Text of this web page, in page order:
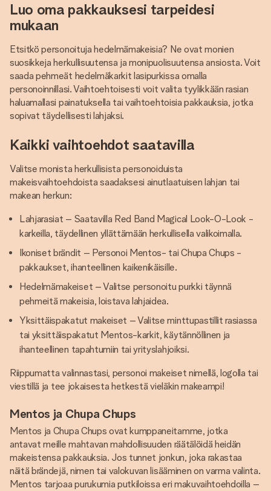
Luo oma pakkauksesi tarpeidesi
mukaan
Etsitkö personoituja hedelmämakeisia? Ne ovat monien
suosikkeja herkullisuutensa ja monipuolisuutensa ansiosta. Voit
saada pehmeät hedelmäkarkit lasipurkissa omalla
personoinnillasi. Vaihtoehtoisesti voit valita tyylikkään rasian
haluamallasi painatuksella tai vaihtoehtoisia pakkauksia, jotka
sopivat täydellisesti lahjaksi.
Kaikki vaihtoehdot saatavilla
Valitse monista herkullisista personoiduista
makeisvaihtoehdoista saadaksesi ainutlaatuisen lahjan tai
makean herkun:
Lahjarasiat – Saatavilla Red Band Magical Look-O-Look -
karkeilla, täydellinen yllättämään herkullisella valikoimalla.
Ikoniset brändit – Personoi Mentos- tai Chupa Chups -
pakkaukset, ihanteellinen kaikenikäisille.
Hedelmämakeiset – Valitse personoitu purkki täynnä
pehmeitä makeisia, loistava lahjaidea.
Yksittäispakatut makeiset – Valitse minttupastillit rasiassa
tai yksittäispakatut Mentos-karkit, käytännöllinen ja
ihanteellinen tapahtumiin tai yrityslahjoiksi.
Riippumatta valinnastasi, personoi makeiset nimellä, logolla tai
viestillä ja tee jokaisesta hetkestä vieläkin makeampi!
Mentos ja Chupa Chups
Mentos ja Chupa Chups ovat kumppaneitamme, jotka
antavat meille mahtavan mahdollisuuden räätälöidä heidän
makeistensa pakkauksia. Jos tunnet jonkun, joka rakastaa
näitä brändejä, nimen tai valokuvan lisääminen on varma valinta.
Mentos tarjoaa purukumia putkiloissa eri makuvaihtoehdoilla –